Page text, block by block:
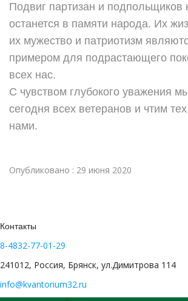
Подвиг партизан и подпольщиков
останется в памяти народа. Их
их мужество и патриотизм
примером для подрастающего
всех нас.
С чувством глубокого уважения
сегодня всех ветеранов и чтим
нами.
Опубликовано : 29 июня 2020
Контакты
8-4832-77-01-29
241012, Россия, Брянск, ул.Димитрова 114
info@kvantorium32.ru